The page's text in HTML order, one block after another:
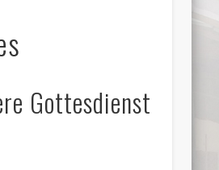
Gottesdienst